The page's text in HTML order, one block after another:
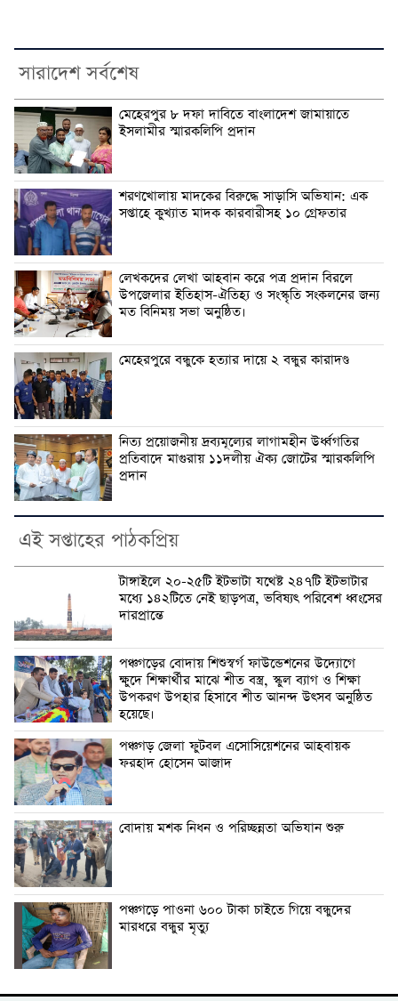
সারাদেশ সর্বশেষ
মেহেরপুর ৮ দফা দাবিতে বাংলাদেশ জামায়াতে
ইসলামীর স্মারকলিপি প্রদান
শরণখোলায় মাদকের বিরুদ্ধে সাড়াসি অভিযান: এক
সপ্তাহে কুখ্যাত মাদক কারবারীসহ ১০ গ্রেফতার
লেখকদের লেখা আহবান করে পত্র প্রদান বিরলে
উপজেলার ইতিহাস-ঐতিহ্য ও সংস্কৃতি সংকলনের জন্য
মত বিনিময় সভা অনুষ্ঠিত।
মেহেরপুরে বন্ধুকে হত্যার দায়ে ২ বন্ধুর কারাদণ্ড
নিত্য প্রয়োজনীয় দ্রব্যমূল্যের লাগামহীন উর্ধ্বগতির
প্রতিবাদে মাগুরায় ১১দলীয় ঐক্য জোটের স্মারকলিপি
প্রদান
এই সপ্তাহের পাঠকপ্রিয়
টাঙ্গাইলে ২০-২৫টি ইটভাটা যথেষ্ট ২৪৭টি ইটভাটার
মধ্যে ১৪২টিতে নেই ছাড়পত্র, ভবিষ্যৎ পরিবেশ ধ্বংসের
দারপ্রান্তে
পঞ্চগড়ের বোদায় শিশুস্বর্গ ফাউন্ডেশনের উদ্যোগে
ক্ষুদে শিক্ষার্থীর মাঝে শীত বস্ত্র, স্কুল ব্যাগ ও শিক্ষা
উপকরণ উপহার হিসাবে শীত আনন্দ উৎসব অনুষ্ঠিত
হয়েছে।
পঞ্চগড় জেলা ফুটবল এসোসিয়েশনের আহবায়ক
ফরহাদ হোসেন আজাদ
বোদায় মশক নিধন ও পরিচ্ছন্নতা অভিযান শুরু
পঞ্চগড়ে পাওনা ৬০০ টাকা চাইতে গিয়ে বন্ধুদের
মারধরে বন্ধুর মৃত্যু